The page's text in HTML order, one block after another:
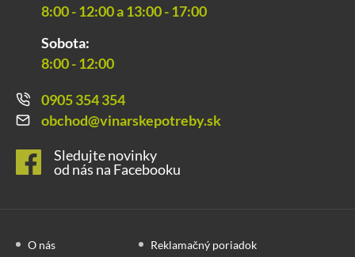
8:00 - 12:00 a 13:00 - 17:00
Sobota:
8:00 - 12:00
0905 354 354
obchod@vinarskepotreby.sk
Sledujte novinky
od nás na Facebooku
O nás
Reklamačný poriadok